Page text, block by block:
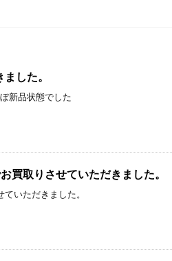
した。
新品状態でした
買取りさせていただきました。
いただきました。